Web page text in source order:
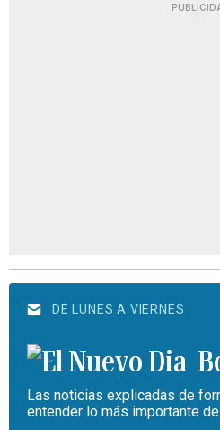
DE LUNES A VIERNES
Las noticias explicadas de
entender lo más importante